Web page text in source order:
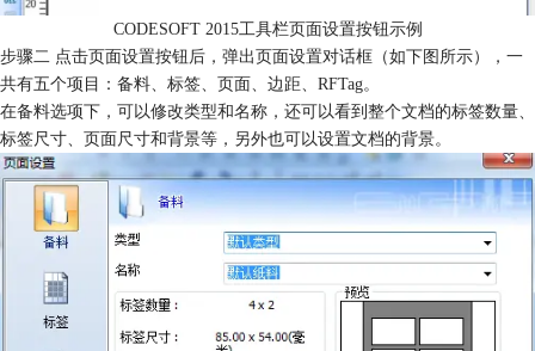
CODESOFT 2015工具栏页面设置按钮示例
步骤二 点击页面设置按钮后，弹出页面设置对话框（如下图所示），一
共有五个项目：备料、标签、页面、边距、RFTag。
在备料选项下，可以修改类型和名称，还可以看到整个文档的标签数量、
标签尺寸、页面尺寸和背景等，另外也可以设置文档的背景。